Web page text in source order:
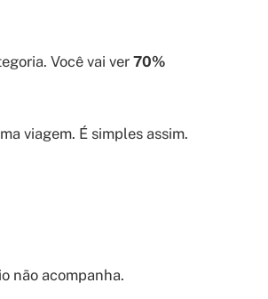
Você vai ver 70%
viagem. É simples assim.
não acompanha.